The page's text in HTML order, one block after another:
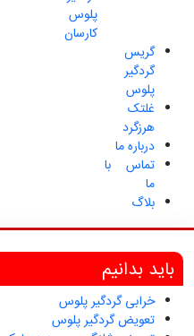
پلوس
کارسان
گریس
گردگیر
پلوس
غلتک
هرزگرد
درباره ما
تماس با
ما
بلاگ
باید بدانیم
خرابی گردگیر پلوس
تعویض گردگیر پلوس